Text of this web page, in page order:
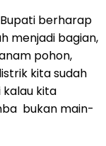
berharap
menjadi bagian,
pohon,
kita sudah
kita
bukan main-